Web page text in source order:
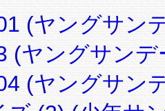
(ヤングサン
(ヤングサン
(ヤングサン